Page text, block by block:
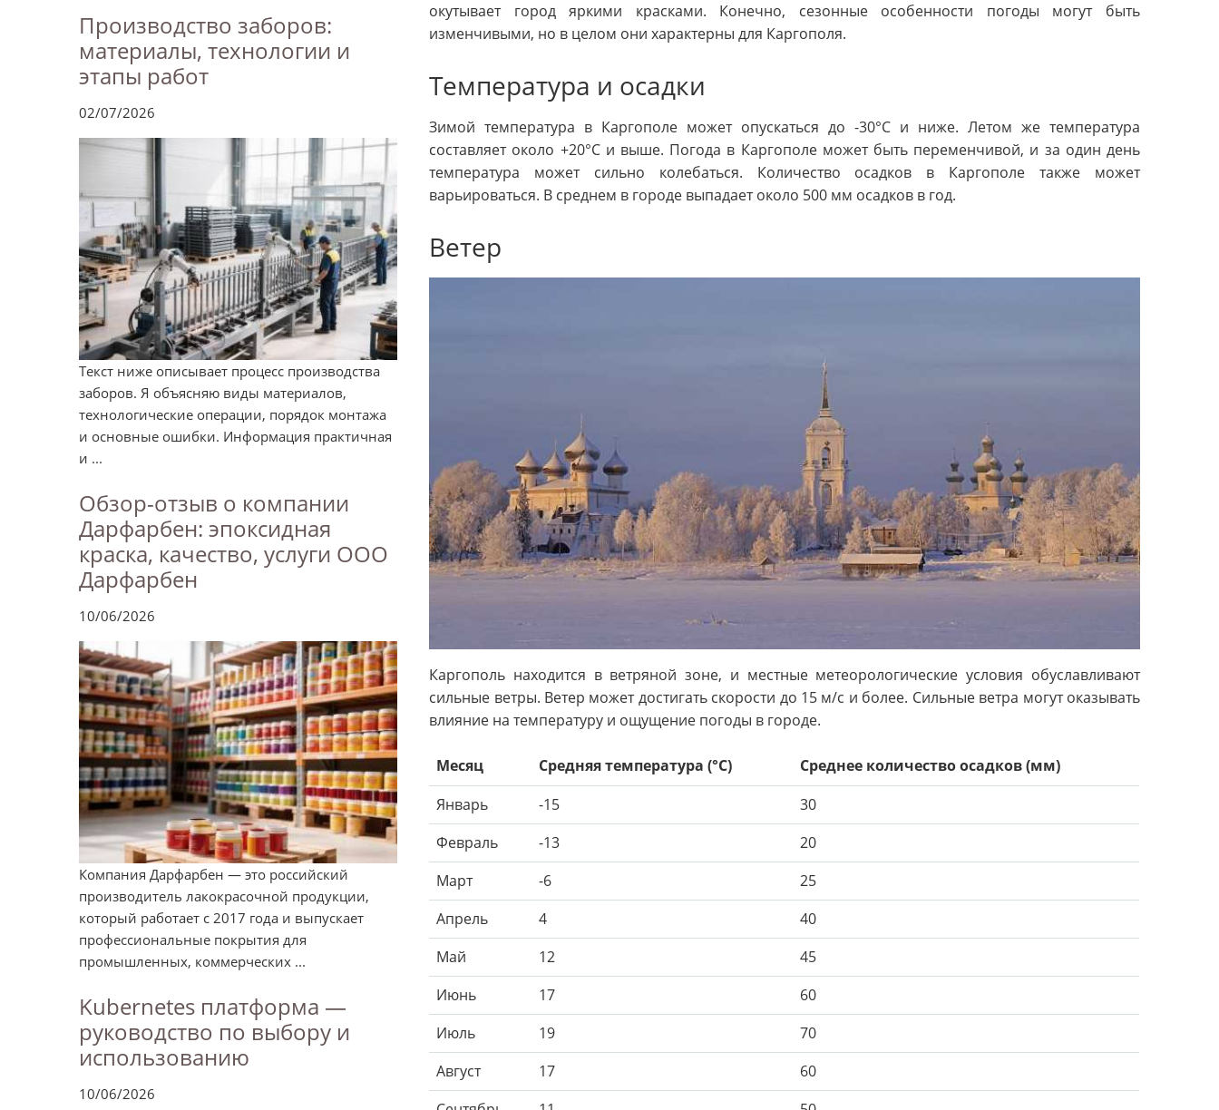
Производство заборов:
материалы, технологии и
этапы работ
02/07/2026
Текст ниже описывает процесс производства
заборов. Я объясняю виды материалов,
технологические операции, порядок монтажа
и основные ошибки. Информация практичная
и ...
Обзор-отзыв о компании
Дарфарбен: эпоксидная
краска, качество, услуги ООО
Дарфарбен
10/06/2026
Компания Дарфарбен — это российский
производитель лакокрасочной продукции,
который работает с 2017 года и выпускает
профессиональные покрытия для
промышленных, коммерческих ...
Kubernetes платформа —
руководство по выбору и
использованию
10/06/2026
окутывает город яркими красками. Конечно, сезонные особенности погоды могут быть
изменчивыми, но в целом они характерны для Каргополя.
Температура и осадки
Зимой температура в Каргополе может опускаться до -30°С и ниже. Летом же температура
составляет около +20°С и выше. Погода в Каргополе может быть переменчивой, и за один день
температура может сильно колебаться. Количество осадков в Каргополе также может
варьироваться. В среднем в городе выпадает около 500 мм осадков в год.
Ветер
Каргополь находится в ветряной зоне, и местные метеорологические условия обуславливают
сильные ветры. Ветер может достигать скорости до 15 м/с и более. Сильные ветра могут оказывать
влияние на температуру и ощущение погоды в городе.
Месяц Средняя температура (°C)
Среднее количество осадков (мм)
Январь
-15
30
Февраль
-13
20
Март
-6
25
Апрель
4
40
Май
12
45
Июнь
17
60
Июль
19
70
Август
17
60